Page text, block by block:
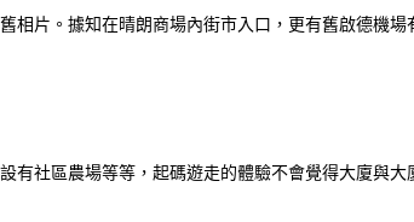
片。據知在晴朗商場內街市入口，更有舊啟德機場
有社區農場等等，起碼遊走的體驗不會覺得大廈與大